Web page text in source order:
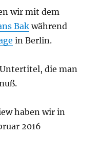
wir mit dem
Bak während
in Berlin.
die man
haben wir in
2016